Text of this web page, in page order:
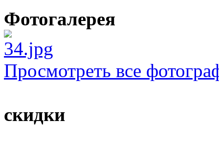
Фотогалерея
Просмотреть все
скидки